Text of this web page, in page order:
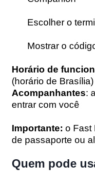
Escolher o
Mostrar o
Horário de
(horário de Brasília)
Acompanhantes:
entrar com você
Importante: o Fast
de passaporte ou
Quem pode